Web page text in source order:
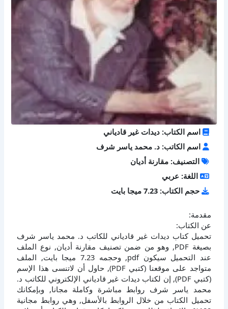
اسم الكتاب: ديدات غير قادياني
اسم الكاتب: د. محمد ياسر شرف
التصنيف: مقارنة أديان
اللغة: عربي
حجم الكتاب: 7.23 ميجا بايت
مقدمة:
عن الكتاب:
تحميل كتاب ديدات غير قادياني للكاتب د. محمد ياسر شرف
بصيغة PDF, وهو من ضمن تصنيف مقارنة أديان, نوع الملف
عند التحميل سيكون pdf, وحجمه 7.23 ميجا بايت, الملف
متواجد على موقعنا (كتبي PDF), حاول أن لاتنسى هذا الإسم
(كتبي PDF), إن لكتاب ديدات غير قادياني الإلكتروني للكاتب د.
محمد ياسر شرف روابط مباشرة وكاملة مجانا, وبإمكانك
تحميل الكتاب من خلال الروابط بالأسفل, وهي روابط مجانية